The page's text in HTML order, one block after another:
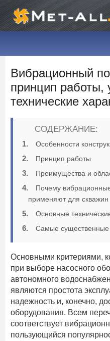
Вибрационный
принцип работы,
технические
СОДЕРЖАНИЕ:
Особенности
Принцип работы
Преимущества и
Почему
применяют для скважин
Основные
Самые существенные
Основными критериями,
при выборе насосного
автономного
являются простота
надежность и, конечно,
оборудования. Всем
соответствует
пользующийся